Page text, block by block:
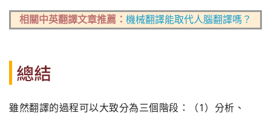
相關中英翻譯文章推薦： 機械翻譯能取代人腦翻譯嗎？
總結
雖然翻譯的過程可以大致分為三個階段：（1）分析、